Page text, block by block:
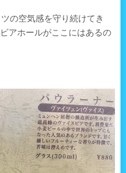
の空気感を守り続けてき
アホールがここにはあるの